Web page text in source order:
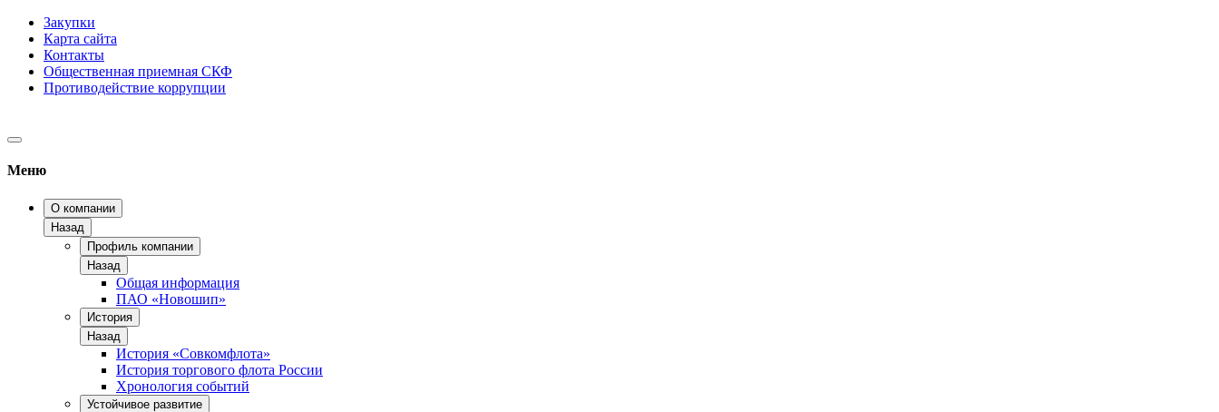
Закупки
Карта сайта
Контакты
Общественная приемная СКФ
Противодействие коррупции
Меню
О компании
Назад
Профиль компании
Назад
Общая информация
ПАО «Новошип»
История
Назад
История «Совкомфлота»
История торгового флота России
Хронология событий
Устойчивое развитие